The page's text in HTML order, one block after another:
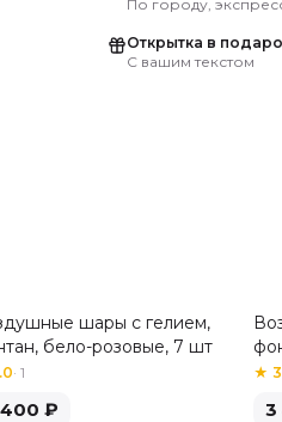
По городу,
Открытка в
С вашим текстом
шары с гелием,
бело-розовые, 7 шт
· 1
₽
шт
★
3